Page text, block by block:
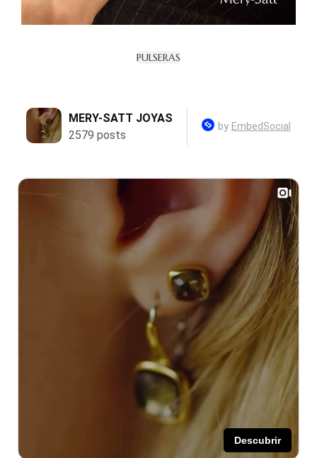
PULSERAS